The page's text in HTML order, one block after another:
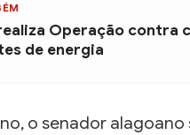
realiza Operação
de energia
o senador alagoano